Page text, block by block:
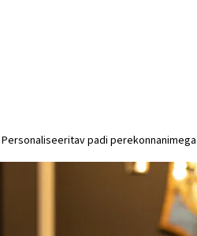
padi perekonnanimega